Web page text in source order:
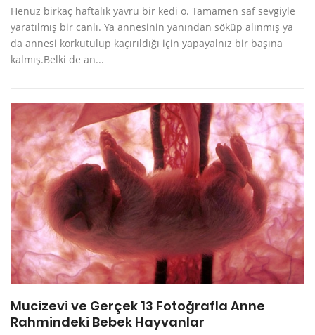
Henüz birkaç haftalık yavru bir kedi o. Tamamen saf sevgiyle
yaratılmış bir canlı. Ya annesinin yanından söküp alınmış ya
da annesi korkutulup kaçırıldığı için yapayalnız bir başına
kalmış.Belki de an...
Mucizevi ve Gerçek 13 Fotoğrafla Anne
Rahmindeki Bebek Hayvanlar